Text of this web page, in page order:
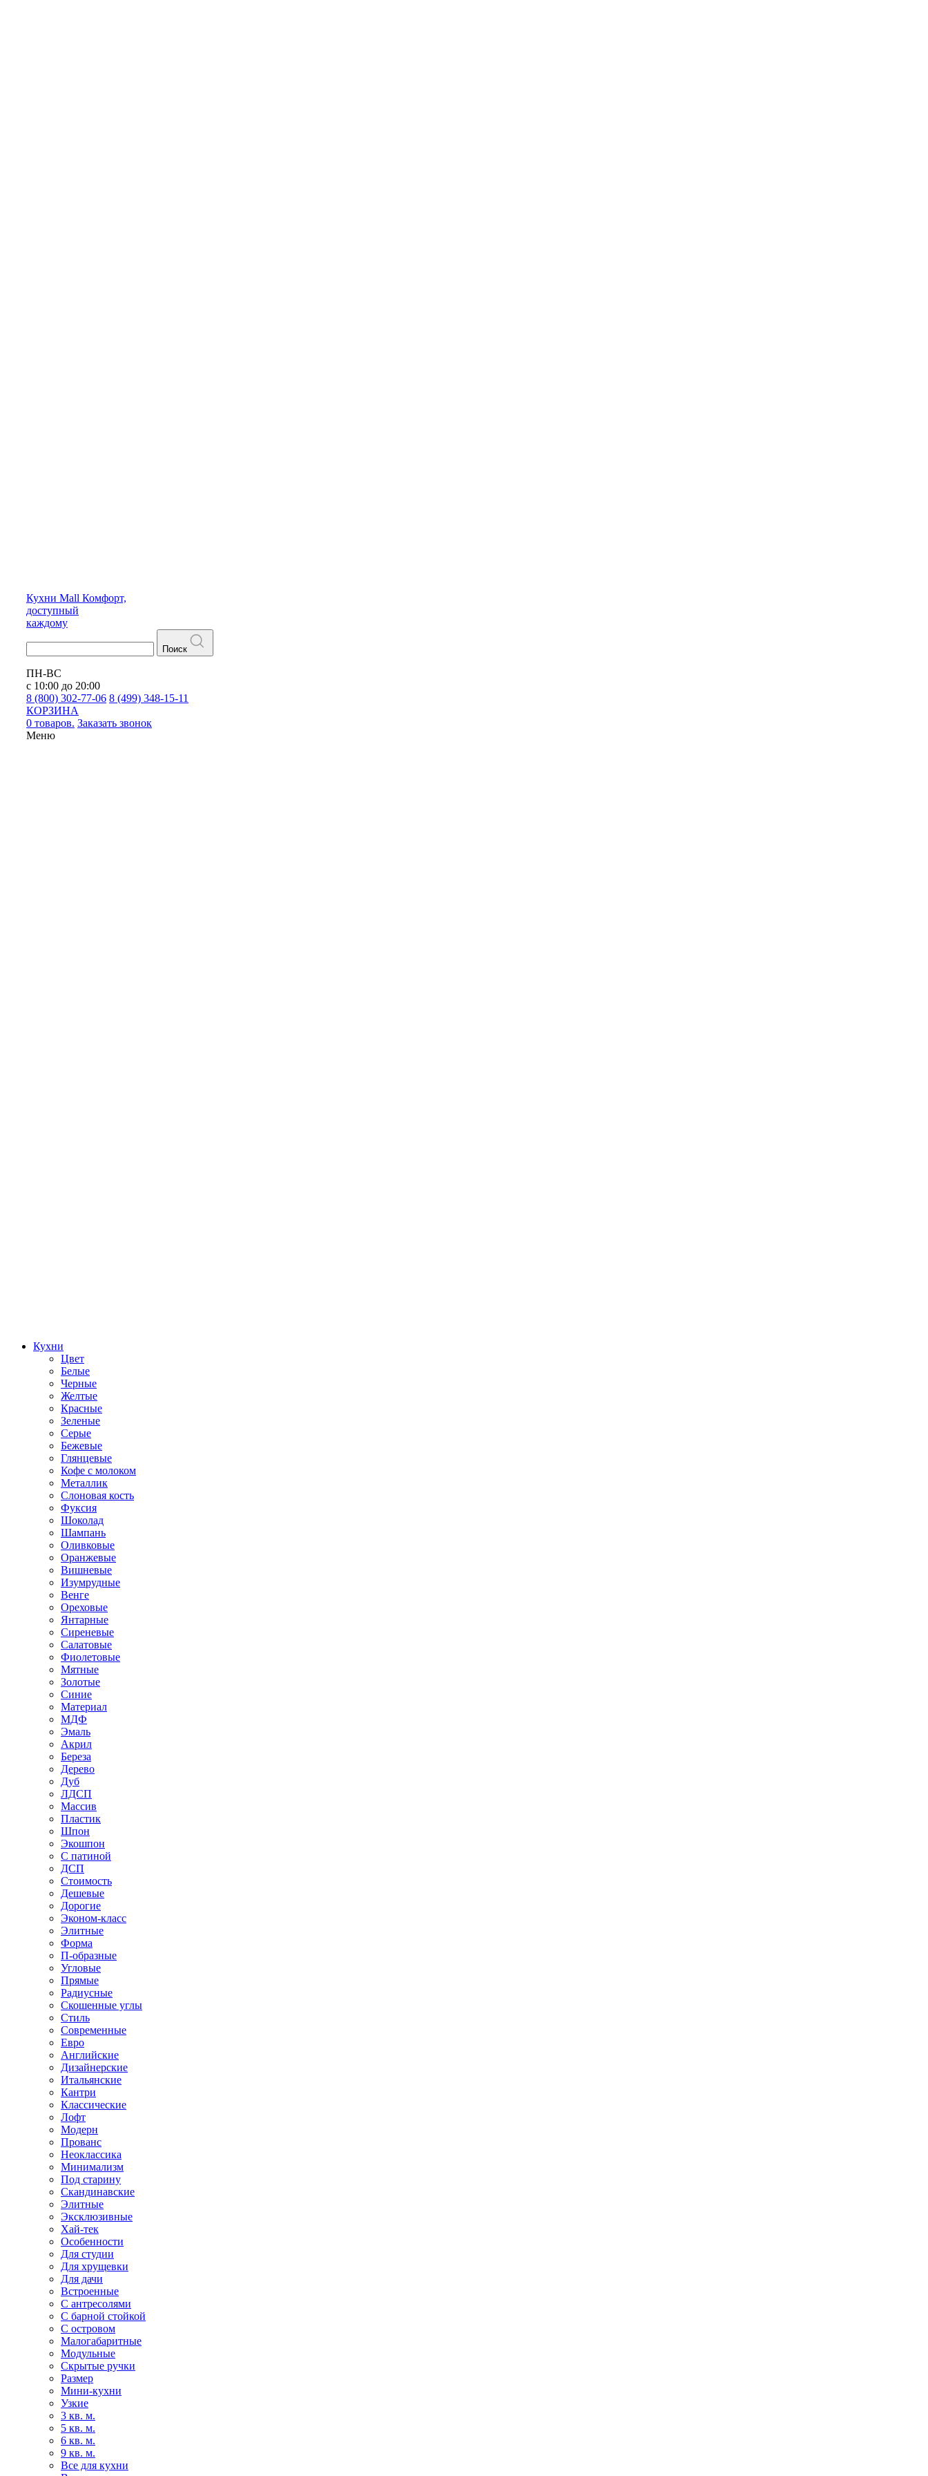
Кухни Mall Комфорт,
доступный
каждому
Поиск
ПН-ВС
с 10:00 до 20:00
8 (800) 302-77-06 8 (499) 348-15-11
КОРЗИНА
0 товаров. Заказать звонок
Меню
Кухни
Цвет
Белые
Черные
Желтые
Красные
Зеленые
Серые
Бежевые
Глянцевые
Кофе с молоком
Металлик
Слоновая кость
Фуксия
Шоколад
Шампань
Оливковые
Оранжевые
Вишневые
Изумрудные
Венге
Ореховые
Янтарные
Сиреневые
Салатовые
Фиолетовые
Мятные
Золотые
Синие
Материал
МДФ
Эмаль
Акрил
Береза
Дерево
Дуб
ЛДСП
Массив
Пластик
Шпон
Экошпон
С патиной
ДСП
Стоимость
Дешевые
Дорогие
Эконом-класс
Элитные
Форма
П-образные
Угловые
Прямые
Радиусные
Скошенные углы
Стиль
Современные
Евро
Английские
Дизайнерские
Итальянские
Кантри
Классические
Лофт
Модерн
Прованс
Неоклассика
Минимализм
Под старину
Скандинавские
Элитные
Эксклюзивные
Хай-тек
Особенности
Для студии
Для хрущевки
Для дачи
Встроенные
С антресолями
С барной стойкой
С островом
Малогабаритные
Модульные
Скрытые ручки
Размер
Мини-кухни
Узкие
3 кв. м.
5 кв. м.
6 кв. м.
9 кв. м.
Все для кухни